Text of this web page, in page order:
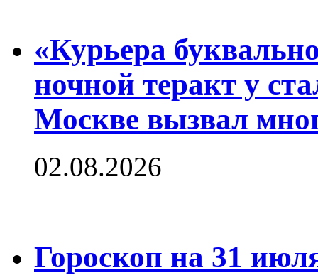
«Курьера
ночной теракт у
Москве вызвал
02.08.2026
Гороскоп на 31